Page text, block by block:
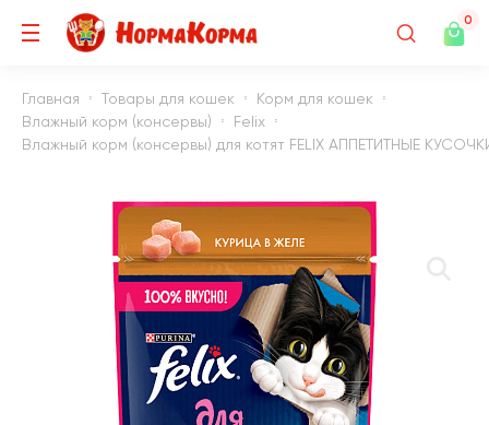
0
Главная Товары для кошек
Корм для кошек
Влажный корм (консервы)
Felix
Влажный корм (консервы) для котят FELIX АППЕТИТНЫЕ